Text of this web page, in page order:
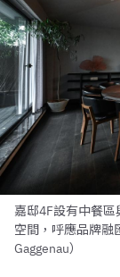
嘉邸4F設有中餐
空間，呼應品牌融
Gaggenau）